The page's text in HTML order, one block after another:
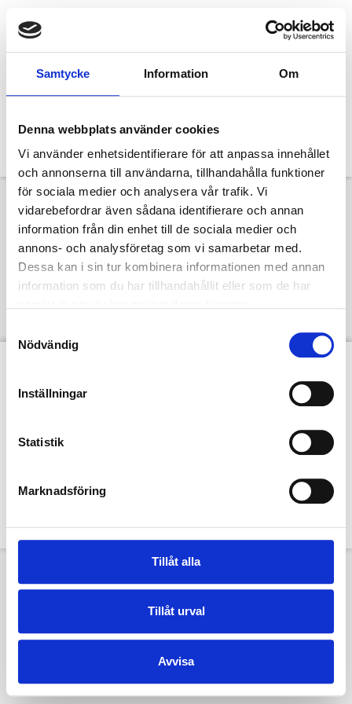
Samtycke Information Om
Denna webbplats använder cookies
Vi använder enhetsidentifierare för att anpassa innehållet
och annonserna till användarna, tillhandahålla funktioner
för sociala medier och analysera vår trafik. Vi
vidarebefordrar även sådana identifierare och annan
information från din enhet till de sociala medier och
annons- och analysföretag som vi samarbetar med.
Dessa kan i sin tur kombinera informationen med annan
information som du har tillhandahållit eller som de har
Nödvändig
Inställningar
Statistik
Marknadsföring
Tillåt alla
Tillåt urval
Avvisa
Designcafé:
Historiska kläder i
tillhör TextilHistoriska Sällskapet och Textilmuseet i Borås Copyright Jan